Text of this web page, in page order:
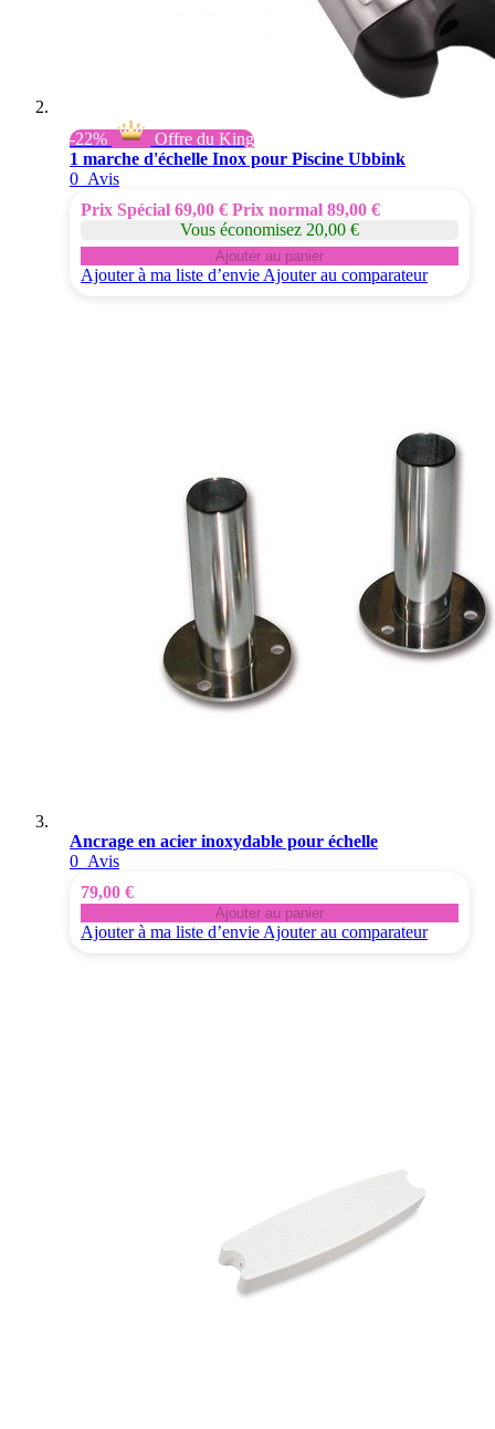
-22%
Offre du King
1 marche d'échelle Inox pour Piscine Ubbink
0 Avis
Prix Spécial 69,00 € Prix normal 89,00 €
Vous économisez 20,00 €
Ajouter au panier
Ajouter à ma liste d’envie Ajouter au comparateur
Ancrage en acier inoxydable pour échelle
0 Avis
79,00 €
Ajouter au panier
Ajouter à ma liste d’envie Ajouter au comparateur